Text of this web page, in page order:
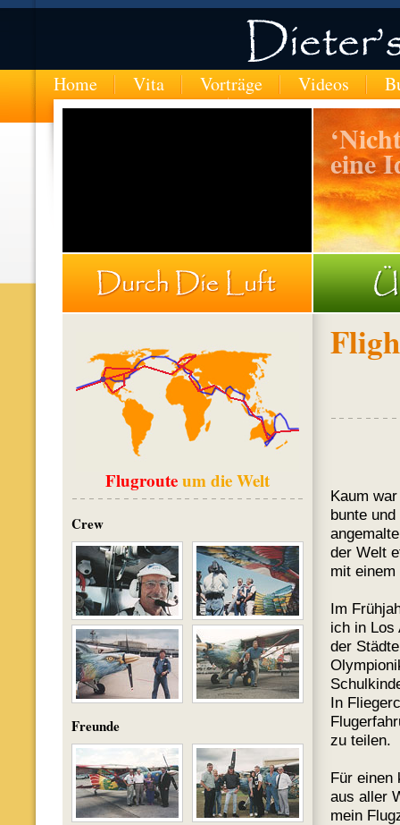
Home Vita Vorträge Videos
eine
Flugrouteum die Welt
Crew
Freunde
Kaum
bunte
der Welt
mit
Im
ich in Los
der
In
zu teilen.
Für einen
aus aller
mein